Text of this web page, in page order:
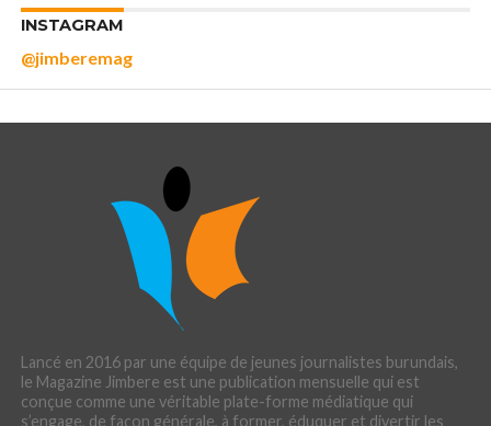
INSTAGRAM
@jimberemag
Lancé en 2016 par une équipe de jeunes journalistes burundais,
le Magazine Jimbere est une publication mensuelle qui est
conçue comme une véritable plate-forme médiatique qui
s’engage, de façon générale, à former, éduquer et divertir les